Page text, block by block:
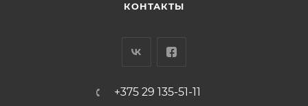
КОНТАКТЫ
+375 29 135-51-11